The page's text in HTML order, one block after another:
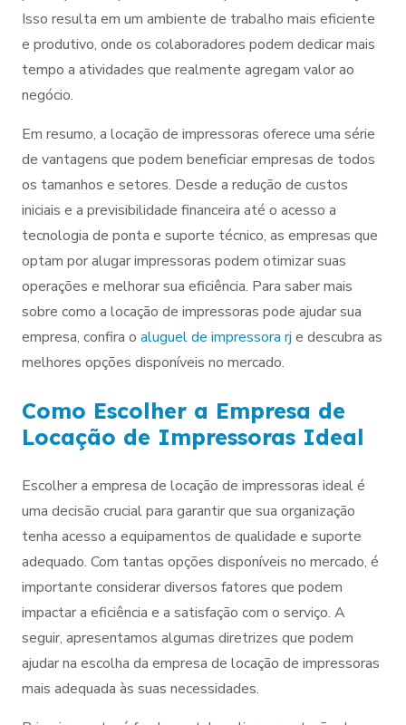
Isso resulta em um ambiente de trabalho mais eficiente
e produtivo, onde os colaboradores podem dedicar mais
tempo a atividades que realmente agregam valor ao
negócio.
Em resumo, a locação de impressoras oferece uma série
de vantagens que podem beneficiar empresas de todos
os tamanhos e setores. Desde a redução de custos
iniciais e a previsibilidade financeira até o acesso a
tecnologia de ponta e suporte técnico, as empresas que
optam por alugar impressoras podem otimizar suas
operações e melhorar sua eficiência. Para saber mais
sobre como a locação de impressoras pode ajudar sua
empresa, confira o aluguel de impressora rj e descubra as
melhores opções disponíveis no mercado.
Como Escolher a Empresa de
Locação de Impressoras Ideal
Escolher a empresa de locação de impressoras ideal é
uma decisão crucial para garantir que sua organização
tenha acesso a equipamentos de qualidade e suporte
adequado. Com tantas opções disponíveis no mercado, é
importante considerar diversos fatores que podem
impactar a eficiência e a satisfação com o serviço. A
seguir, apresentamos algumas diretrizes que podem
ajudar na escolha da empresa de locação de impressoras
mais adequada às suas necessidades.